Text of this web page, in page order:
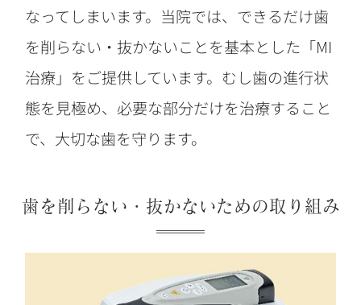
なってしまいます。当院では、できるだけ歯
を削らない・抜かないことを基本とした「MI
治療」をご提供しています。むし歯の進行状
態を見極め、必要な部分だけを治療すること
で、大切な歯を守ります。
歯を削らない・抜かないための取り組み